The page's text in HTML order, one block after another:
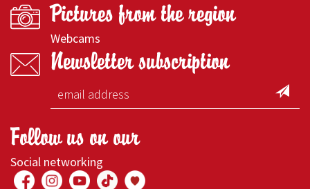
Pictures from the region
Webcams
Newsletter subscription
Follow us on our
Social networking